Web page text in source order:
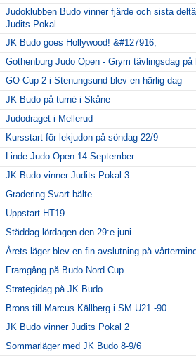
Judoklubben Budo vinner fjärde och sista
Judits Pokal
JK Budo goes Hollywood! &#127916;
Gothenburg Judo Open - Grym tävlingsdag på
GO Cup 2 i Stenungsund blev en härlig dag
JK Budo på turné i Skåne
Judodraget i Mellerud
Kursstart för lekjudon på söndag 22/9
Linde Judo Open 14 September
JK Budo vinner Judits Pokal 3
Gradering Svart bälte
Uppstart HT19
Städdag lördagen den 29:e juni
Årets läger blev en fin avslutning på
Framgång på Budo Nord Cup
Strategidag på JK Budo
Brons till Marcus Källberg i SM U21 -90
JK Budo vinner Judits Pokal 2
Sommarläger med JK Budo 8-9/6